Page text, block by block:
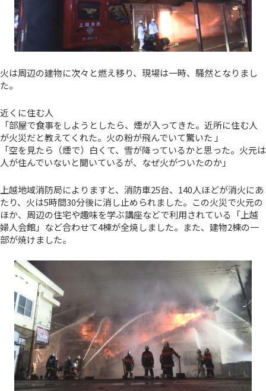
火は周辺の建物に次々と燃え移り、現場は一時、騒然となりまし
た。
近くに住む人
「部屋で食事をしようとしたら、煙が入ってきた。近所に住む人
が火災だと教えてくれた。火の粉が飛んでいて驚いた 」
「空を見たら（煙で）白くて、雪が降っているかと思った。火元は
人が住んでいないと聞いているが、なぜ火がついたのか」
上越地域消防局によりますと、消防車25台、140人ほどが消火にあ
たり、火は5時間30分後に消し止められました。この火災で火元の
ほか、周辺の住宅や趣味を学ぶ講座などで利用されている「上越
婦人会館」など合わせて4棟が全焼しました。また、建物2棟の一
部が焼けました。